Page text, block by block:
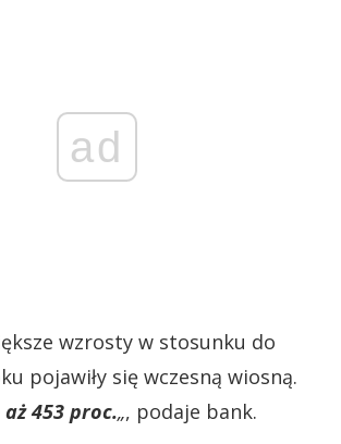
ad
wzrosty w stosunku do
pojawiły się wczesną wiosną.
aż 453 proc.„, podaje bank.